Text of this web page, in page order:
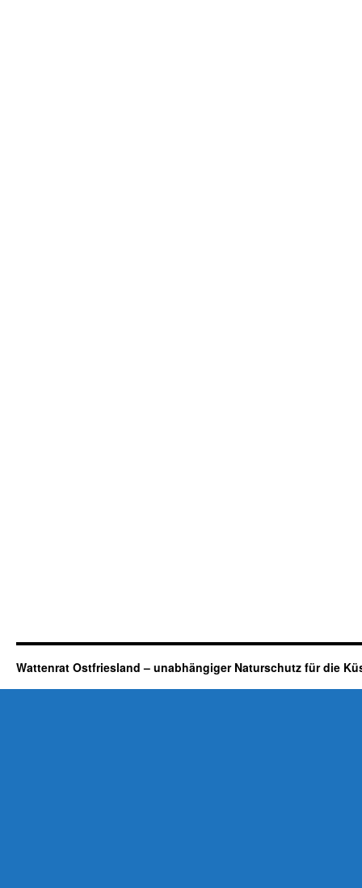
Wattenrat Ostfriesland – unabhängiger Naturschutz für die